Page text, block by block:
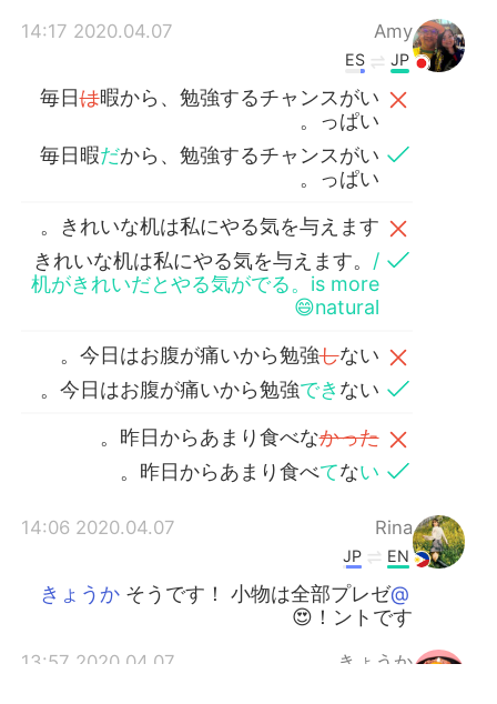
Amy
2020.04.07 14:17
JP
ES
毎日は暇から、勉強するチャンスがい
っぱい。
毎日暇だから、勉強するチャンスがい
っぱい。
きれいな机は私にやる気を与えます。
きれいな机は私にやる気を与えます。 /
机がきれいだとやる気がでる。is more
natural😄
今日はお腹が痛いから勉強しない。
今日はお腹が痛いから勉強でき ない。
昨日からあまり食べなかった
。
昨日からあまり食べてない
。
Rina
2020.04.07 14:06
EN
JP
@きょうか
そうです！ 小物は全部プレゼ
ントです！😍
きょうか
2020.04.07 13:57